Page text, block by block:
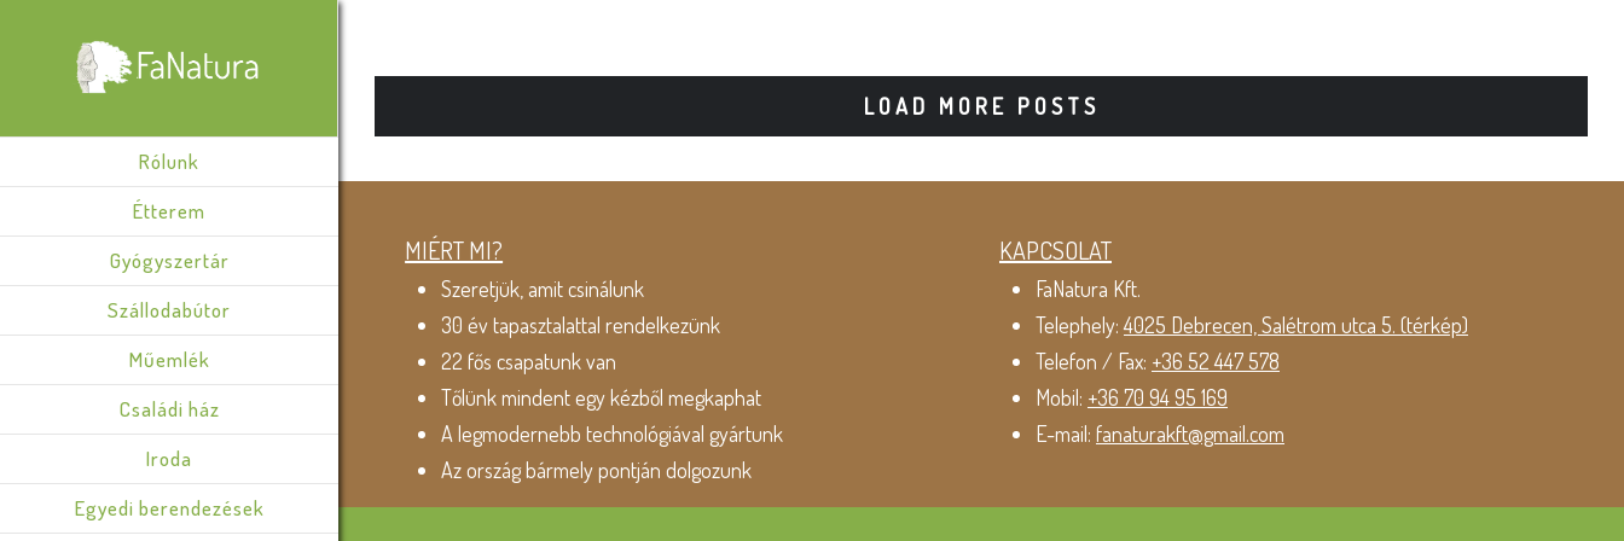
Rólunk
Étterem
Gyógyszertár
Szállodabútor
Műemlék
Családi ház
Iroda
Egyedi berendezések
LOAD MORE POSTS
MIÉRT MI?
Szeretjük, amit csinálunk
30 év tapasztalattal rendelkezünk
22 fős csapatunk van
Tőlünk mindent egy kézből megkaphat
A legmodernebb technológiával gyártunk
Az ország bármely pontján dolgozunk
KAPCSOLAT
FaNatura Kft.
Telephely:4025 Debrecen, Salétrom utca 5. (térkép)
Telefon / Fax: +36 52 447 578
Mobil: +36 70 94 95 169
E-mail: fanaturakft@gmail.com